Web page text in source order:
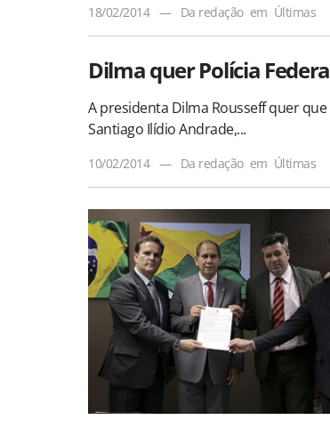
18/02/2014 — Da redação em Últimas
Dilma quer Polícia
A presidenta Dilma Rousseff quer
Santiago Ilídio Andrade,...
10/02/2014 — Da redação em Últimas